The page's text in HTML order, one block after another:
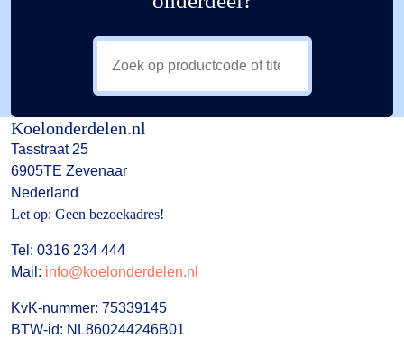
Koelonderdelen.nl
Tasstraat 25
6905TE Zevenaar
Nederland
Let op: Geen bezoekadres!
Tel: 0316 234 444
Mail: info@koelonderdelen.nl
KvK-nummer: 75339145
BTW-id: NL860244246B01